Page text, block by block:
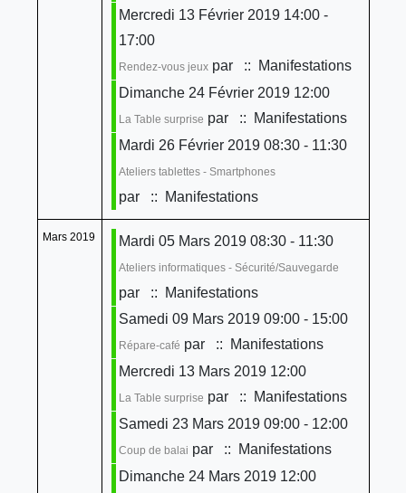
Mercredi 13 Février 2019 14:00 -
17:00
Rendez-vous jeuxpar
:: Manifestations
Dimanche 24 Février 2019 12:00
La Table surprise par
:: Manifestations
Mardi 26 Février 2019 08:30 - 11:30
Ateliers tablettes - Smartphones
par :: Manifestations
Mars 2019 Mardi 05 Mars 2019 08:30 - 11:30
Ateliers informatiques - Sécurité/Sauvegarde
par
:: Manifestations
Samedi 09 Mars 2019 09:00 - 15:00
Répare-café par
:: Manifestations
Mercredi 13 Mars 2019 12:00
La Table surprise par
:: Manifestations
Samedi 23 Mars 2019 09:00 - 12:00
Coup de balai par
:: Manifestations
Dimanche 24 Mars 2019 12:00